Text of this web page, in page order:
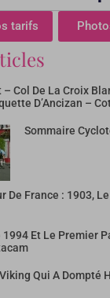
tarifs
Col De La Croix
D’Ancizan –
Sommaire
De France : 1903,
1994 Et Le Premier
Qui A Dompté